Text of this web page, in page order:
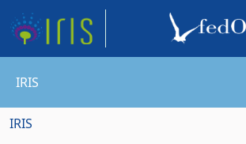
IRIS
IRIS